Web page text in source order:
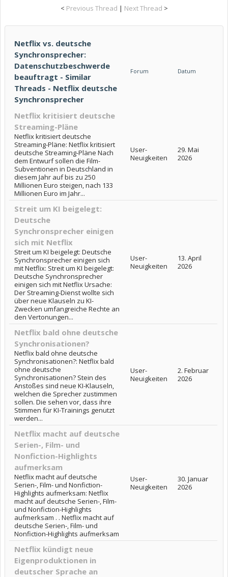
< Previous Thread | Next Thread >
Netflix vs. deutsche
Synchronsprecher:
Datenschutzbeschwerde
beauftragt - Similar
Threads - Netflix deutsche
Synchronsprecher
Forum Datum
Netflix kritisiert deutsche
Streaming-Pläne
Netflix kritisiert deutsche
Streaming-Pläne: Netflix kritisiert
deutsche Streaming-Pläne Nach
dem Entwurf sollen die Film-
Subventionen in Deutschland in
diesem Jahr auf bis zu 250
Millionen Euro steigen, nach 133
Millionen Euro im Jahr...
User-
Neuigkeiten
29. Mai
2026
Streit um KI beigelegt:
Deutsche
Synchronsprecher einigen
sich mit Netflix
Streit um KI beigelegt: Deutsche
Synchronsprecher einigen sich
mit Netflix: Streit um KI beigelegt:
Deutsche Synchronsprecher
einigen sich mit Netflix Ursache:
Der Streaming-Dienst wollte sich
über neue Klauseln zu KI-
Zwecken umfangreiche Rechte an
den Vertonungen...
User-
Neuigkeiten
13. April
2026
Netflix bald ohne deutsche
Synchronisationen?
Netflix bald ohne deutsche
Synchronisationen?: Netflix bald
ohne deutsche
Synchronisationen? Stein des
Anstoßes sind neue KI-Klauseln,
welchen die Sprecher zustimmen
sollen. Die sehen vor, dass ihre
Stimmen für KI-Trainings genutzt
werden...
User-
Neuigkeiten
2. Februar
2026
Netflix macht auf deutsche
Serien-, Film- und
Nonfiction-Highlights
aufmerksam
Netflix macht auf deutsche
Serien-, Film- und Nonfiction-
Highlights aufmerksam: Netflix
macht auf deutsche Serien-, Film-
und Nonfiction-Highlights
aufmerksam . . Netflix macht auf
deutsche Serien-, Film- und
Nonfiction-Highlights aufmerksam
User-
Neuigkeiten
30. Januar
2026
Netflix kündigt neue
Eigenproduktionen in
deutscher Sprache an